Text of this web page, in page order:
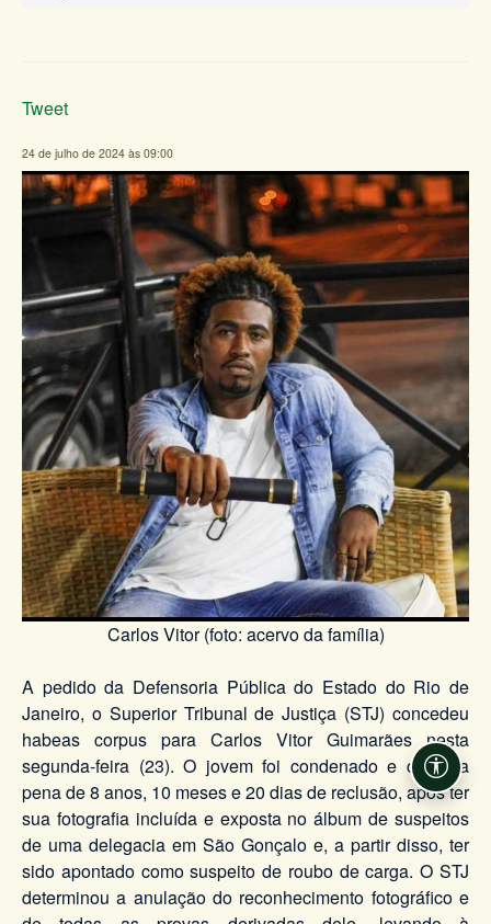
Tweet
24 de julho de 2024 às 09:00
Carlos Vitor (foto: acervo da família)
A pedido da Defensoria Pública do Estado do Rio de
Janeiro, o Superior Tribunal de Justiça (STJ) concedeu
habeas corpus para Carlos Vitor Guimarães nesta
segunda-feira (23). O jovem foi condenado e cumpria
pena de 8 anos, 10 meses e 20 dias de reclusão, após ter
sua fotografia incluída e exposta no álbum de suspeitos
de uma delegacia em São Gonçalo e, a partir disso, ter
sido apontado como suspeito de roubo de carga. O STJ
determinou a anulação do reconhecimento fotográfico e